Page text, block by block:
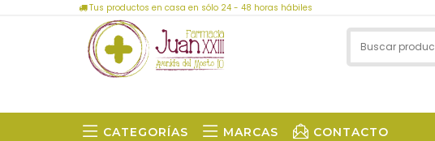
Tus productos en casa en sólo 24 - 48 horas hábiles
CATEGORÍAS MARCAS CONTACTO